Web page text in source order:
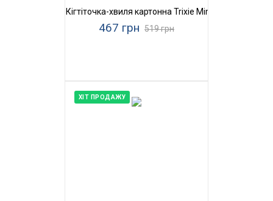
Кігтіточка-хвиля картонна Trixie Mimi Wave
467 грн 519 грн
ХІТ ПРОДАЖУ